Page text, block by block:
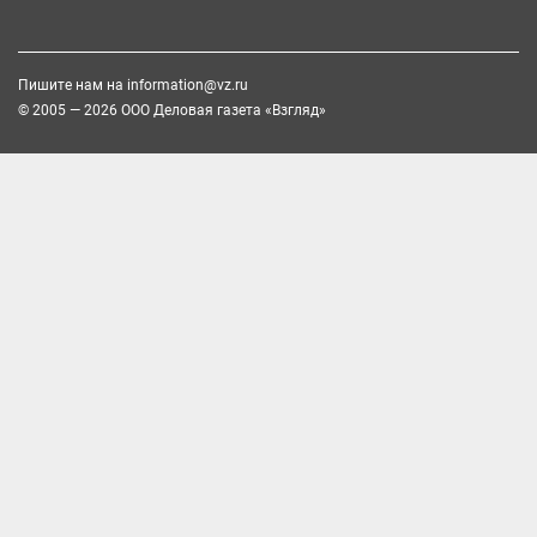
Пишите нам на information@vz.ru
© 2005 — 2026 ООО Деловая газета «Взгляд»